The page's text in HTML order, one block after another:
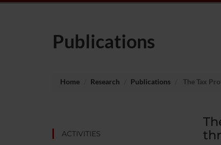
Publications
Home Research Publications The Tax
ACTIVITIES